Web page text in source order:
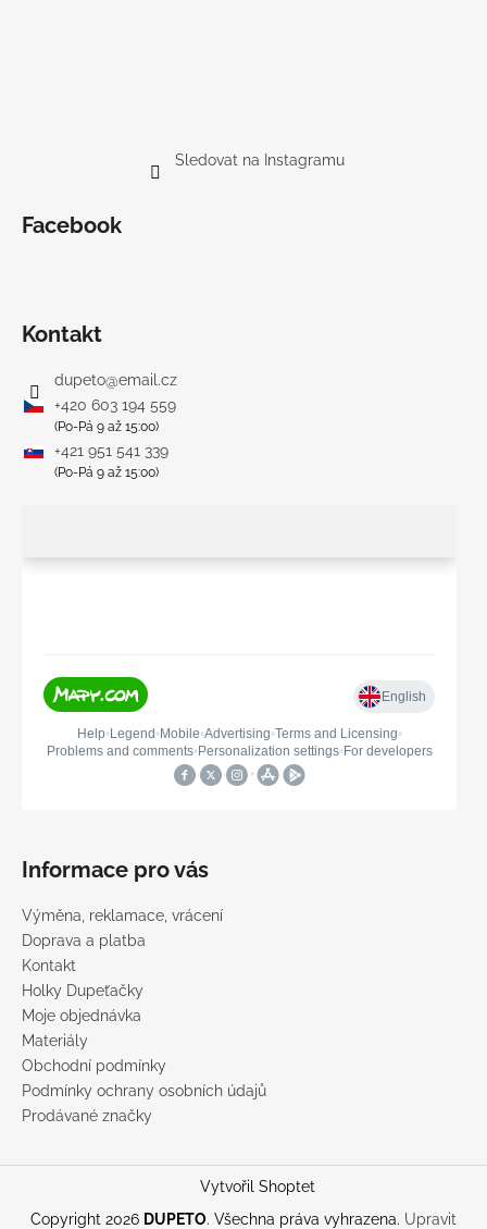
Sledovat na Instagramu
Facebook
Kontakt
dupeto@email.cz
+420 603 194 559
(Po-Pá 9 až 15:00)
+421 951 541 339
(Po-Pá 9 až 15:00)
Informace pro vás
Výměna, reklamace, vrácení
Doprava a platba
Kontakt
Holky Dupeťačky
Moje objednávka
Materiály
Obchodní podmínky
Podmínky ochrany osobních údajů
Prodávané značky
Vytvořil Shoptet
Copyright 2026 DUPETO. Všechna práva vyhrazena. Upravit